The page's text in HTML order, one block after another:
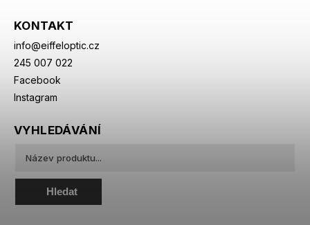
KONTAKT
info@eiffeloptic.cz
245 007 022
Facebook
Instagram
VYHLEDÁVÁNÍ
Hledat